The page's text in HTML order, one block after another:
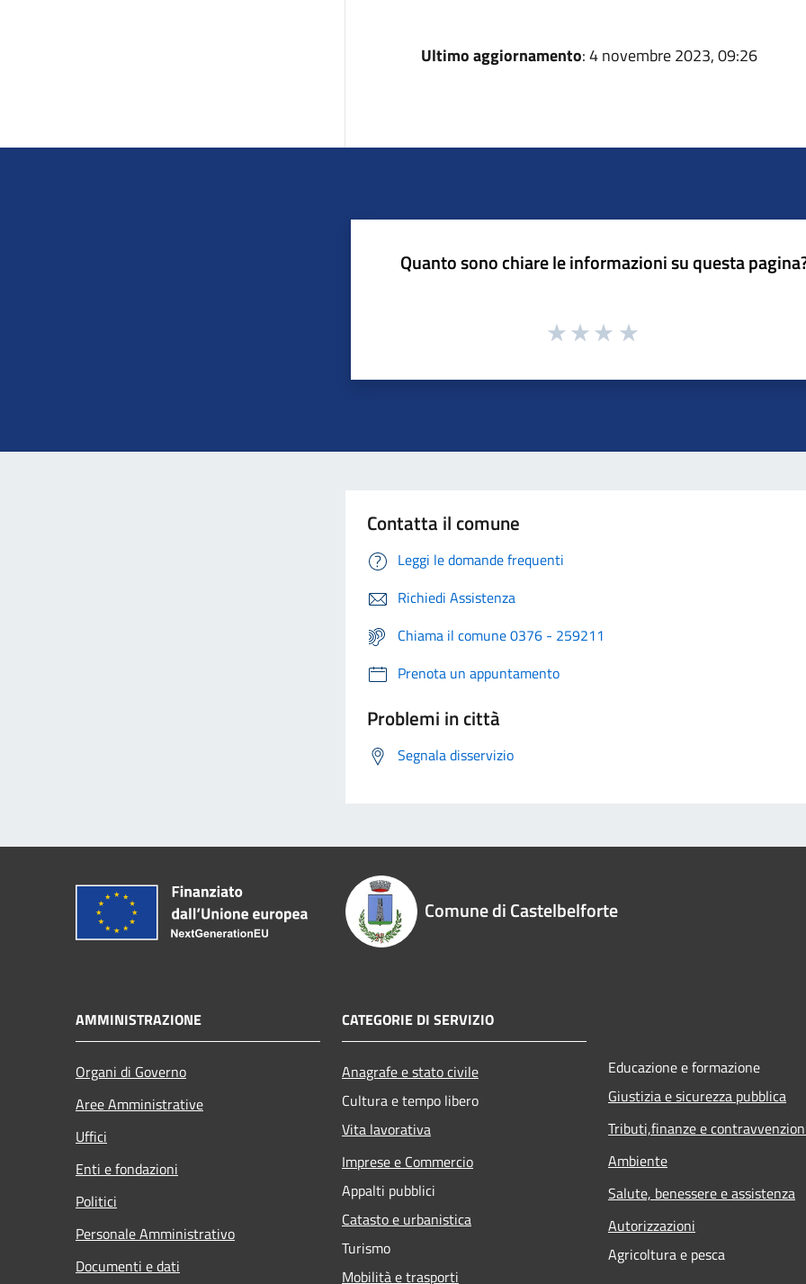
Ultimo aggiornamento: 4 novembre 2023, 09:26
Quanto sono chiare le informazioni su questa
Contatta il comune
Leggi le domande frequenti
Richiedi Assistenza
Chiama il comune 0376 - 259211
Prenota un appuntamento
Problemi in città
Segnala disservizio
Comune di Castelbelforte
AMMINISTRAZIONE
Organi di Governo
Aree Amministrative
Uffici
Enti e fondazioni
Politici
Personale Amministrativo
Documenti e dati
CATEGORIE DI SERVIZIO
Anagrafe e stato civile
Cultura e tempo libero
Vita lavorativa
Imprese e Commercio
Appalti pubblici
Catasto e urbanistica
Turismo
Mobilità e trasporti
Educazione e formazione
Giustizia e sicurezza pubblica
Tributi,finanze e
Ambiente
Salute, benessere e assistenza
Autorizzazioni
Agricoltura e pesca